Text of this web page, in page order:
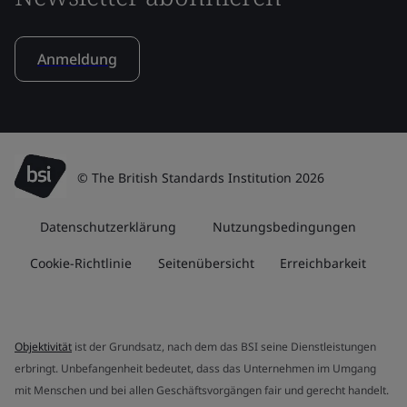
Anmeldung
© The British Standards Institution 2026
Datenschutzerklärung Nutzungsbedingungen
Cookie-Richtlinie Seitenübersicht Erreichbarkeit
Objektivität ist der Grundsatz, nach dem das BSI seine Dienstleistungen
erbringt. Unbefangenheit bedeutet, dass das Unternehmen im Umgang
mit Menschen und bei allen Geschäftsvorgängen fair und gerecht handelt.